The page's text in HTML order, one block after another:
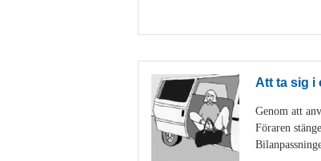
Att ta sig i
Genom att
Föraren